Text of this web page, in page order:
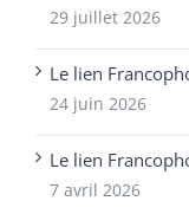
29 juillet 2026
Le lien
24 juin 2026
Le lien
7 avril 2026